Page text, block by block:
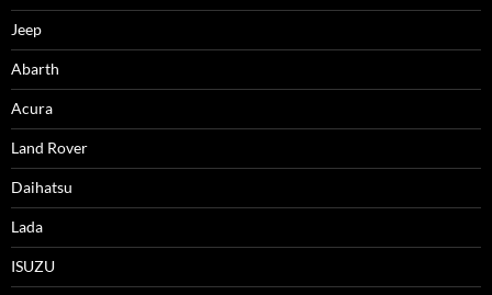
Jeep
Abarth
Acura
Land Rover
Daihatsu
Lada
ISUZU